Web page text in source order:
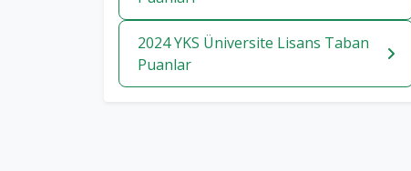
2024 YKS Üniversite Lisans Taban
Puanlar